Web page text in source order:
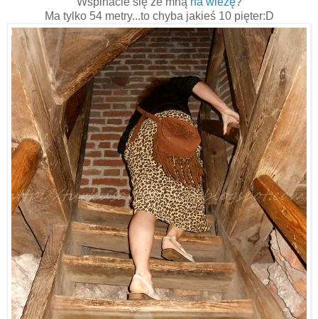
Ma tylko 54 metry...to chyba jakieś 10 pięter:D